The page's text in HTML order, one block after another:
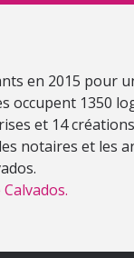
en 2015 pour
occupent 1350
et 14
notaires et les